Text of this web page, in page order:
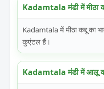
Kadamtala मंडी में मीठा
Kadamtala में मीठा कद्दू का
कुएंटल हैं।
Kadamtala मंडी में आलू